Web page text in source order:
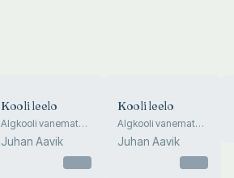
Kooli leelo
Algkooli vanemate
klasside lauluvara
Juhan Aavik
Kooli leelo
Algkooli vanemate
klasside lauluvara
Juhan Aavik